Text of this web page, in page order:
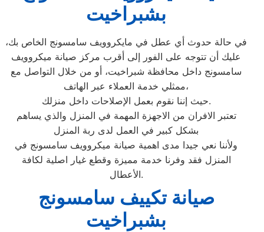
بشبراخيت
في حالة حدوث أي عطل في مايكروويف سامسونج الخاص بك،
عليك أن تتوجه على الفور إلى أقرب مركز صيانة ميكروويف
سامسونج داخل محافظة شبراخيت، أو من خلال التواصل مع
ممثلي خدمة العملاء عبر الهاتف،
حيث إننا نقوم بعمل الإصلاحات داخل منزلك.
تعتبر الافران من الاجهزة المهمة في المنزل والذي يساهم
بشكل كبير في العمل لدى ربة المنزل
ولأننا نعي جيدا مدى اهمية صيانة ميكروويف سامسونج في
المنزل فقد وفرنا خدمة مميزة وقطع غيار اصلية لكافة
الأعطال.
صيانة تكييف سامسونج
بشبراخيت